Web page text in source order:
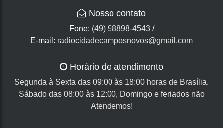
Nosso contato
Fone: (49) 98898-4543/
E-mail: radiocidadecamposnovos@gmail.com
Horário de atendimento
Segunda à Sexta das 09:00 às 18:00 horas de Brasília.
Sábado das 08:00 às 12:00, Domingo e feriados não
Atendemos!